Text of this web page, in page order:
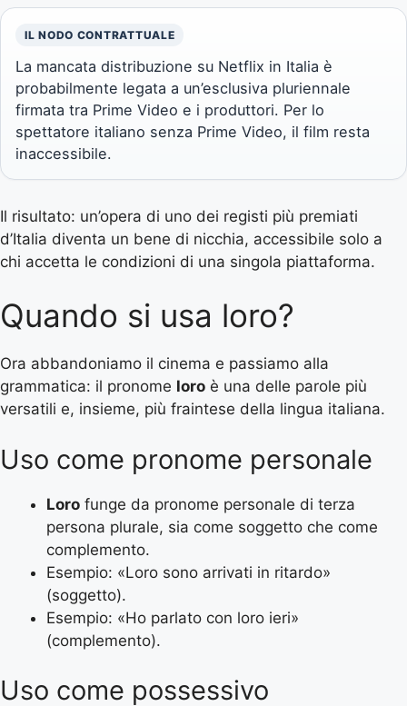
IL NODO CONTRATTUALE
La mancata distribuzione su Netflix in Italia è
probabilmente legata a un’esclusiva pluriennale
firmata tra Prime Video e i produttori. Per lo
spettatore italiano senza Prime Video, il film resta
inaccessibile.
Il risultato: un’opera di uno dei registi più premiati
d’Italia diventa un bene di nicchia, accessibile solo a
chi accetta le condizioni di una singola piattaforma.
Quando si usa loro?
Ora abbandoniamo il cinema e passiamo alla
grammatica: il pronome loro è una delle parole più
versatili e, insieme, più fraintese della lingua italiana.
Uso come pronome personale
Loro funge da pronome personale di terza
persona plurale, sia come soggetto che come
complemento.
Esempio: «Loro sono arrivati in ritardo»
(soggetto).
Esempio: «Ho parlato con loro ieri»
(complemento).
Uso come possessivo